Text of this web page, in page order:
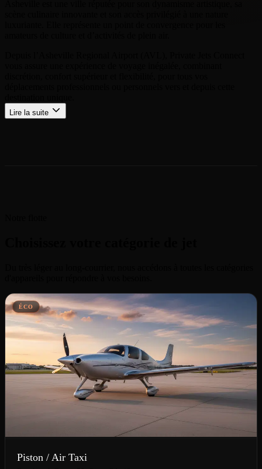
Lire la suite
ÉCO
Piston / Air Taxi